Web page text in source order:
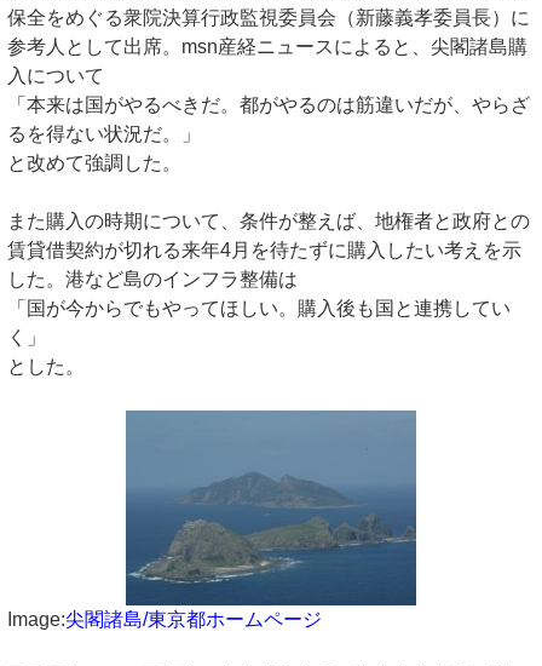
保全をめぐる衆院決算行政監視委員会（新藤義孝委員長）に
参考人として出席。msn産経ニュースによると、尖閣諸島購
入について
「本来は国がやるべきだ。都がやるのは筋違いだが、やらざ
るを得ない状況だ。」
と改めて強調した。
また購入の時期について、条件が整えば、地権者と政府との
賃貸借契約が切れる来年4月を待たずに購入したい考えを示
した。港など島のインフラ整備は
「国が今からでもやってほしい。購入後も国と連携してい
く」
とした。
Image:尖閣諸島/東京都ホームページ